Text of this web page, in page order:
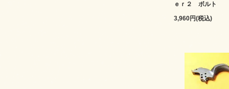
ｅｒ２ ボルト
3,960円(税込)